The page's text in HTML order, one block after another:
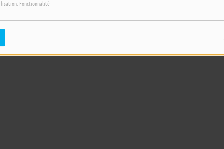
Fonctionnalité